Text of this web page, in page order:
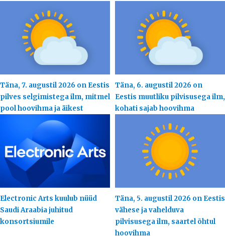
Täna, 7. augustil 2026 on Eestis
pilves selgimistega ilm, mitmel
pool hoovihma ja äikest
Täna, 6. augustil 2026 on
Eestis muutliku pilvisusega ilm,
kohati sajab hoovihma
Electronic Arts kuulub nüüd
Saudi Araabia juhitud
konsortsiumile
Täna, 5. augustil 2026 on Eestis
vähese ja vahelduva
pilvisusega ilm, saartel õhtul
hoovihma